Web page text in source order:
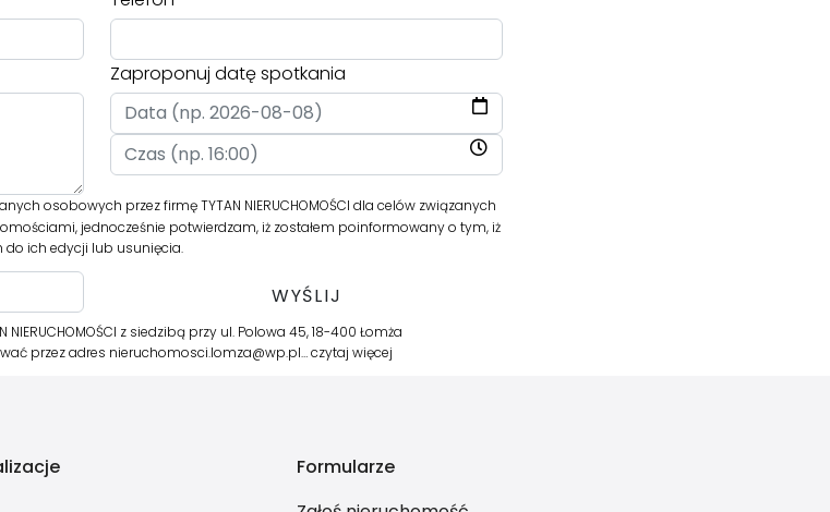
Zaproponuj datę spotkania
osobowych przez firmę TYTAN NIERUCHOMOŚCI dla celów związanych
jednocześnie potwierdzam, iż zostałem poinformowany o tym, iż
ich edycji lub usunięcia.
z siedzibą przy ul. Polowa 45, 18-400 Łomża
przez adres nieruchomosci.lomza@wp.pl…czytaj więcej
Formularze